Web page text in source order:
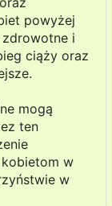
powyżej
i
ciąży oraz
mogą
ten
w
w